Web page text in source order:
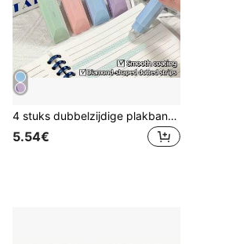
4 stuks dubbelzijdige plakband, naadloze 360° draaibare hechting, geschikt voor scrapbooking, DIY-knutselwerk, terug naar school, kantoorartikelen, handgemaakte journals en kunstprojecten
5.54€